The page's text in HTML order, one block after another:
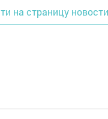
на страницу новости